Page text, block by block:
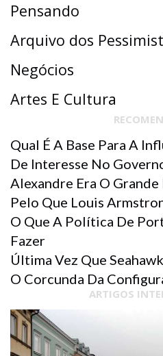
Pensando
Arquivo dos
Negócios
Artes E Cultura
Qual É A Base Para A
De Interesse No
Alexandre Era O Grande
Pelo Que Louis
O Que A Política De
Fazer
Última Vez Que
O Corcunda Da
ARTIGOS